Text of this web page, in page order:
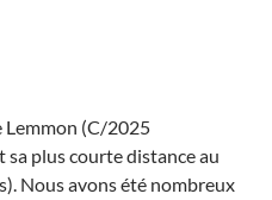
Lemmon (C/2025
sa plus courte distance au
Nous avons été nombreux